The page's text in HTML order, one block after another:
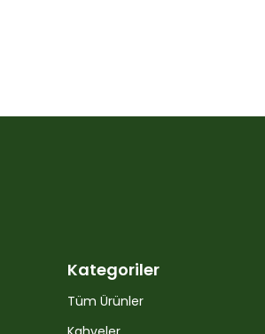
Kategoriler
Tüm Ürünler